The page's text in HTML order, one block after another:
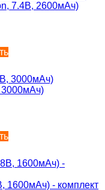
7.4В, 2600мАч)
3000мАч)
1600мАч) - комплект